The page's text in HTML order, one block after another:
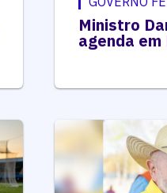
Ministro
agenda em